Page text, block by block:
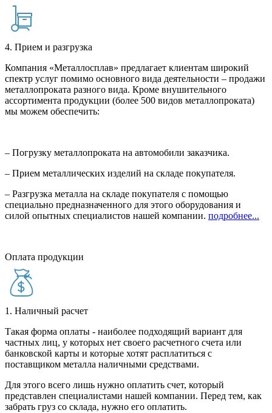
4. Прием и разгрузка
Компания «Металлосплав» предлагает клиентам широкий
спектр услуг помимо основного вида деятельности – продажи
металлопроката разного вида. Кроме внушительного
ассортимента продукции (более 500 видов металлопроката)
мы можем обеспечить:
– Погрузку металлопроката на автомобили заказчика.
– Прием металлических изделий на складе покупателя.
– Разгрузка металла на складе покупателя с помощью
специально предназначенного для этого оборудования и
силой опытных специалистов нашей компании. подробнее...
Оплата продукции
1. Наличный расчет
Такая форма оплаты - наиболее подходящий вариант для
частных лиц, у которых нет своего расчетного счета или
банковской карты и которые хотят расплатиться с
поставщиком металла наличными средствами.
Для этого всего лишь нужно оплатить счет, который
представлен специалистами нашей компании. Перед тем, как
забрать груз со склада, нужно его оплатить.